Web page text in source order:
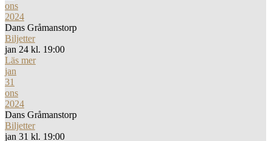
ons
2024
Dans Gråmanstorp
Biljetter
jan 24 kl. 19:00
Läs mer
jan
31
ons
2024
Dans Gråmanstorp
Biljetter
jan 31 kl. 19:00